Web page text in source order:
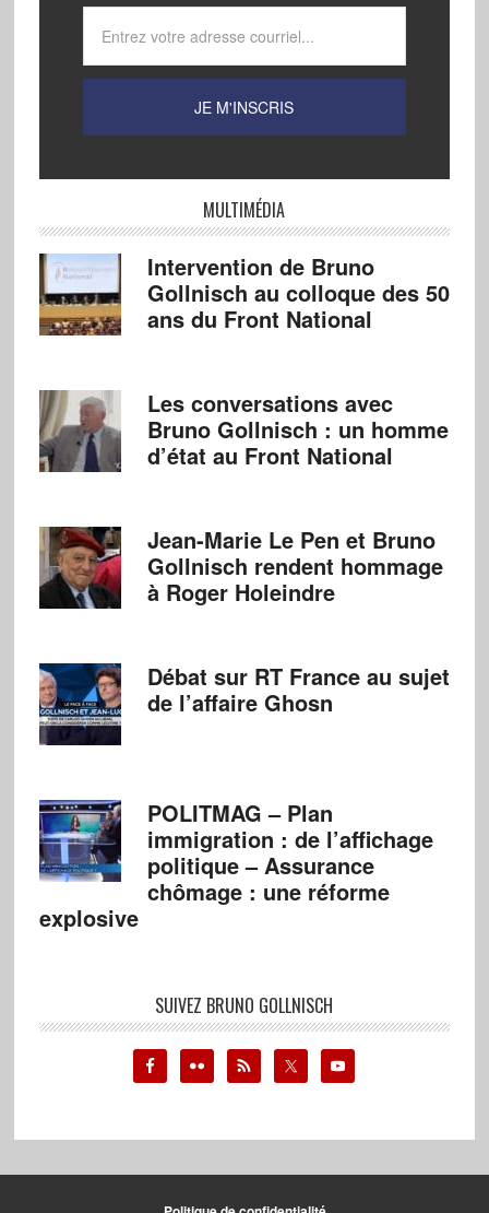
MULTIMÉDIA
Intervention de Bruno
Gollnisch au colloque des 50
ans du Front National
Les conversations avec
Bruno Gollnisch : un homme
d’état au Front National
Jean-Marie Le Pen et Bruno
Gollnisch rendent hommage
à Roger Holeindre
Débat sur RT France au sujet
de l’affaire Ghosn
POLITMAG – Plan
immigration : de l’affichage
politique – Assurance
chômage : une réforme
explosive
SUIVEZ BRUNO GOLLNISCH